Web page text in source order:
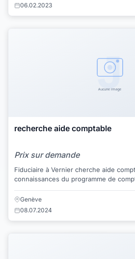
06.02.2023
recherche aide comptable
Prix sur demande
Fiduciaire à Vernier cherche aide
connaissances du programme de
Genève
08.07.2024